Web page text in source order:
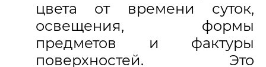
цвета от времени суток,
освещения, формы
предметов и фактуры
поверхностей. Это